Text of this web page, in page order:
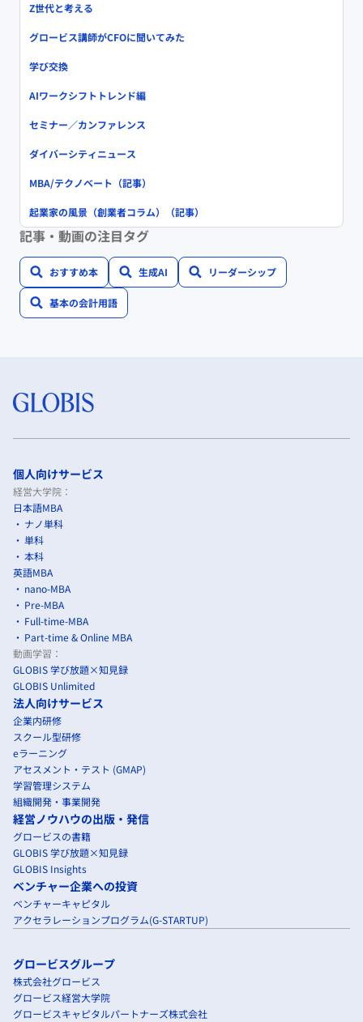
Z世代と考える
グロービス講師がCFOに聞いてみた
学び交換
AIワークシフトトレンド編
セミナー／カンファレンス
ダイバーシティニュース
MBA/テクノベート（記事）
起業家の風景（創業者コラム）（記事）
記事・動画の注目タグ
おすすめ本 生成AI リーダーシップ
基本の会計用語
個人向けサービス
経営大学院：
日本語MBA
ナノ単科
単科
本科
英語MBA
nano-MBA
Pre-MBA
Full-time-MBA
Part-time & Online MBA
動画学習：
GLOBIS 学び放題×知見録
GLOBIS Unlimited
法人向けサービス
企業内研修
スクール型研修
eラーニング
アセスメント・テスト (GMAP)
学習管理システム
組織開発・事業開発
経営ノウハウの出版・発信
グロービスの書籍
GLOBIS 学び放題×知見録
GLOBIS Insights
ベンチャー企業への投資
ベンチャーキャピタル
アクセラレーションプログラム(G-STARTUP)
グロービスグループ
株式会社グロービス
グロービス経営大学院
グロービスキャピタルパートナーズ株式会社